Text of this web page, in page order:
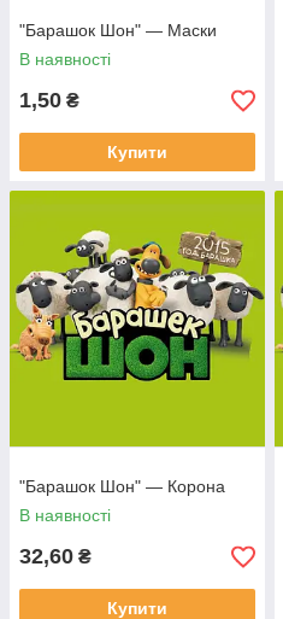
"Барашок Шон" — Маски
В наявності
1,50 ₴
Купити
"Барашок Шон" — Корона
В наявності
32,60 ₴
Купити